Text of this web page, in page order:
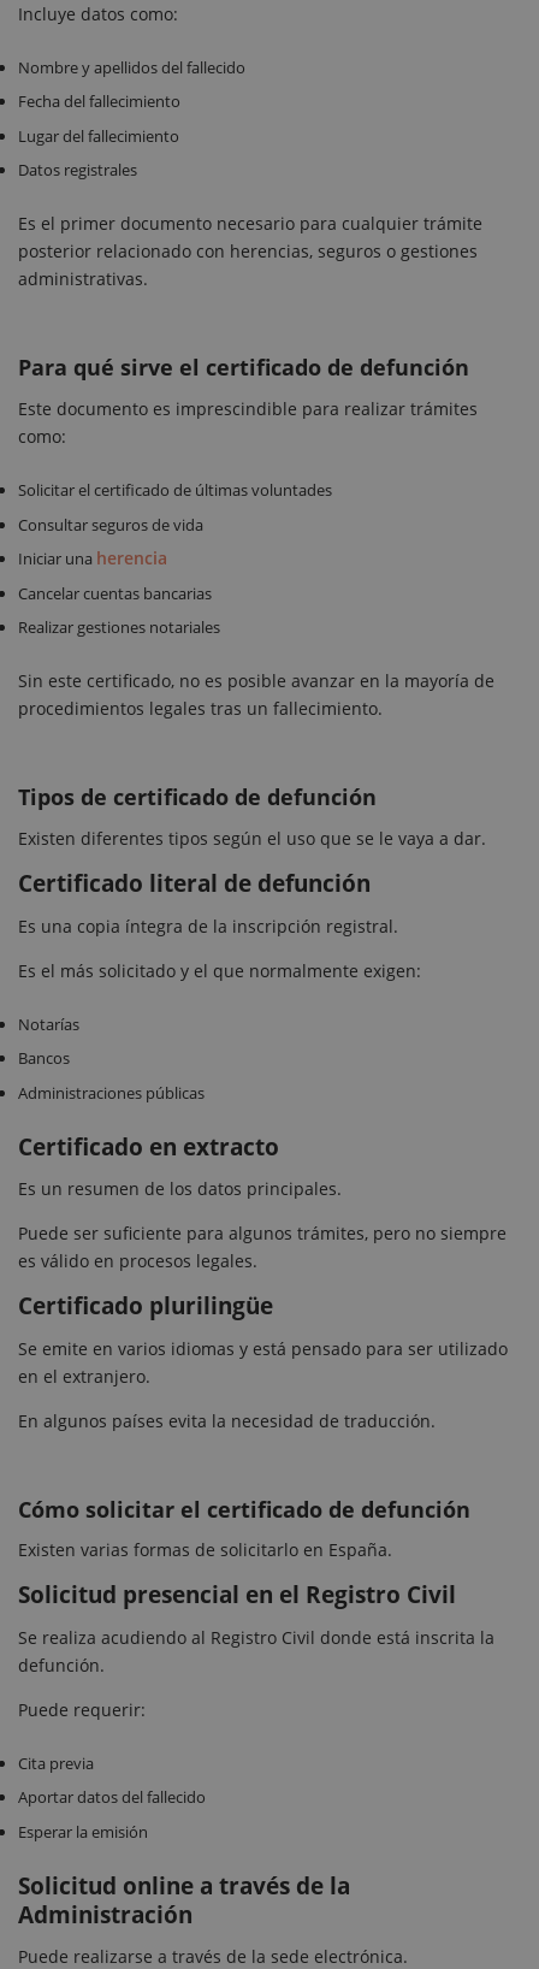
Incluye datos como:
Nombre y apellidos del fallecido
Fecha del fallecimiento
Lugar del fallecimiento
Datos registrales
Es el primer documento necesario para cualquier trámite
posterior relacionado con herencias, seguros o gestiones
administrativas.
Para qué sirve el certificado de defunción
Este documento es imprescindible para realizar trámites
como:
Solicitar el certificado de últimas voluntades
Consultar seguros de vida
Iniciar una herencia
Cancelar cuentas bancarias
Realizar gestiones notariales
Sin este certificado, no es posible avanzar en la mayoría de
procedimientos legales tras un fallecimiento.
Tipos de certificado de defunción
Existen diferentes tipos según el uso que se le vaya a dar.
Certificado literal de defunción
Es una copia íntegra de la inscripción registral.
Es el más solicitado y el que normalmente exigen:
Notarías
Bancos
Administraciones públicas
Certificado en extracto
Es un resumen de los datos principales.
Puede ser suficiente para algunos trámites, pero no siempre
es válido en procesos legales.
Certificado plurilingüe
Se emite en varios idiomas y está pensado para ser utilizado
en el extranjero.
En algunos países evita la necesidad de traducción.
Cómo solicitar el certificado de defunción
Existen varias formas de solicitarlo en España.
Solicitud presencial en el Registro Civil
Se realiza acudiendo al Registro Civil donde está inscrita la
defunción.
Puede requerir:
Cita previa
Aportar datos del fallecido
Esperar la emisión
Solicitud online a través de la
Administración
Puede realizarse a través de la sede electrónica.